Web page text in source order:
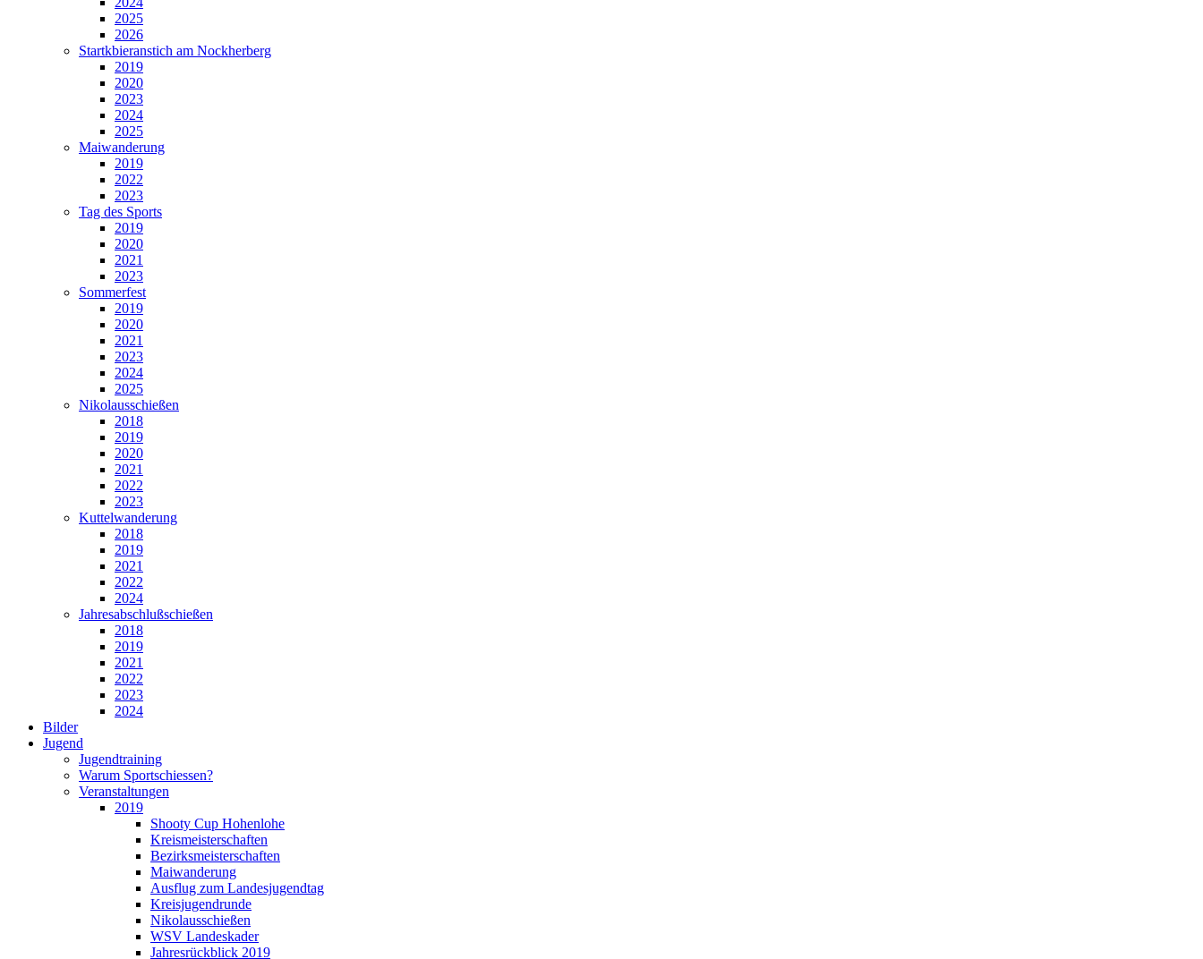
2025
2026
Startkbieranstich am Nockherberg
2019
2020
2023
2024
2025
Maiwanderung
2019
2022
2023
Tag des Sports
2019
2020
2021
2023
Sommerfest
2019
2020
2021
2023
2024
2025
Nikolausschießen
2018
2019
2020
2021
2022
2023
Kuttelwanderung
2018
2019
2021
2022
2024
Jahresabschlußschießen
2018
2019
2021
2022
2023
2024
Bilder
Jugend
Jugendtraining
Warum Sportschiessen?
Veranstaltungen
2019
Shooty Cup Hohenlohe
Kreismeisterschaften
Bezirksmeisterschaften
Maiwanderung
Ausflug zum Landesjugendtag
Kreisjugendrunde
Nikolausschießen
WSV Landeskader
Jahresrückblick 2019